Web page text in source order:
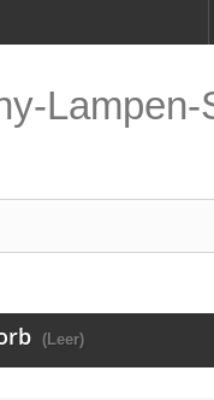
(Leer)